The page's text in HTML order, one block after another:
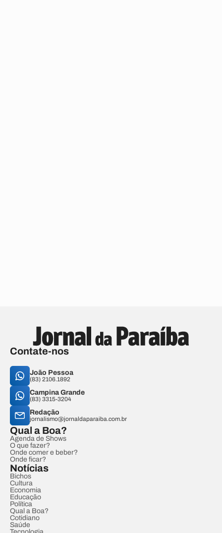
Contate-nos
João Pessoa
(83) 2106.1892
Campina Grande
(83) 3315-3204
Redação
jornalismo@jornaldaparaiba.com.br
Qual a Boa?
Agenda de Shows
O que fazer?
Onde comer e beber?
Onde ficar?
Notícias
Bichos
Cultura
Economia
Educação
Política
Qual a Boa?
Cotidiano
Saúde